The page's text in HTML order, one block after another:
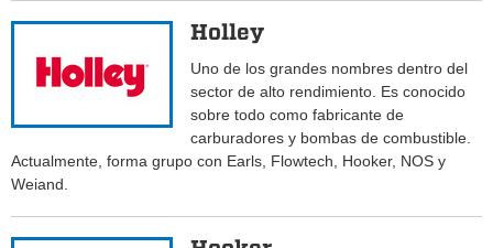
Holley
Uno de los grandes nombres dentro del
sector de alto rendimiento. Es conocido
sobre todo como fabricante de
carburadores y bombas de combustible.
Actualmente, forma grupo con Earls, Flowtech, Hooker, NOS y
Weiand.